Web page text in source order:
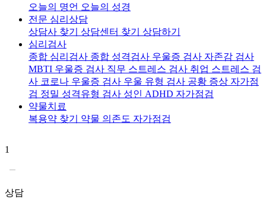
오늘의 명언 오늘의 성경
전문 심리상담
상담사 찾기 상담센터 찾기 상담하기
심리검사
종합 심리검사 종합 성격검사 우울증 검사 자존감 검사
MBTI 우울증 검사 직무 스트레스 검사 취업 스트레스 검
사 코로나 우울증 검사 우울 유형 검사 공황 증상 자가점
검 정밀 성격유형 검사 성인 ADHD 자가점검
약물치료
복용약 찾기 약물 의존도 자가점검
1
상담